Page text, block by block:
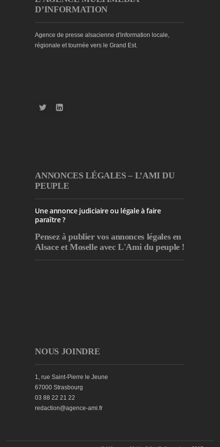
D’INFORMATION
Agence de presse alsacienne d'information locale,
régionale et tournée vers le Grand Est.
ANNONCES LÉGALES – L’AMI DU
PEUPLE
Une annonce judiciaire ou légale à faire
paraître ?
Pensez à publiervos annonces légales en
Alsace et Moselle avec L'Ami du peuple !
NOUS JOINDRE
1, rue Saint-Pierre le Jeune
67000 Strasbourg
03 88 22 21 22
redaction@agence-ami.fr